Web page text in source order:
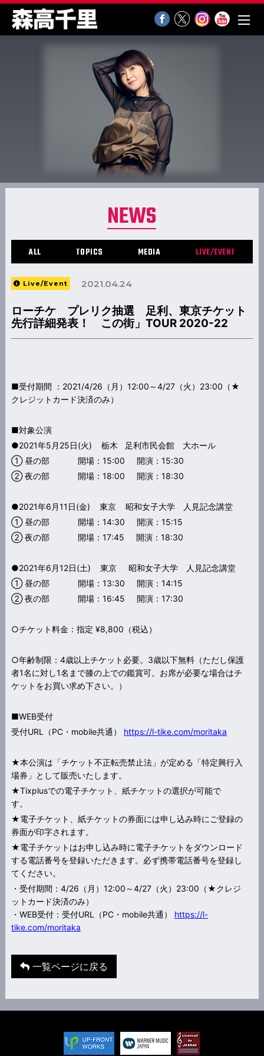
NEWS
ALL TOPICS MEDIA LIVE/EVENT
Live/Event 2021.04.24
ローチケ プレリク抽選 足利、東京チケット
先行詳細発表！ この街」TOUR 2020-22
■受付期間 ：2021/4/26（月）12:00～4/27（火）23:00（★
クレジットカード決済のみ）
■対象公演
●2021年5月25日(火) 栃木 足利市民会館 大ホール
① 昼の部 開場：15:00 開演：15:30
② 夜の部 開場：18:00 開演：18:30
●2021年6月11日(金) 東京 昭和女子大学 人見記念講堂
① 昼の部 開場：14:30 開演：15:15
② 夜の部 開場：17:45 開演：18:30
●2021年6月12日(土) 東京 昭和女子大学 人見記念講堂
① 昼の部 開場：13:30 開演：14:15
② 夜の部 開場：16:45 開演：17:30
○チケット料金：指定 ¥8,800（税込）
○年齢制限：4歳以上チケット必要。3歳以下無料（ただし保護
者1名に対し1名まで膝の上での鑑賞可。お席が必要な場合はチ
ケットをお買い求め下さい。）
■WEB受付
受付URL（PC・mobile共通） https://l-tike.com/moritaka
★本公演は「チケット不正転売禁止法」が定める「特定興行入
場券」として販売いたします。
★Tixplusでの電子チケット、紙チケットの選択が可能で
す。
★電子チケット、紙チケットの券面には申し込み時にご登録の
券面が印字されます。
★電子チケットはお申し込み時に電子チケットをダウンロード
する電話番号を登録いただきます。必ず携帯電話番号を登録し
てください。
・受付期間：4/26（月）12:00～4/27（火）23:00（★クレジ
ットカード決済のみ）
・WEB受付：受付URL（PC・mobile共通） https://l-
tike.com/moritaka
一覧ページに戻る